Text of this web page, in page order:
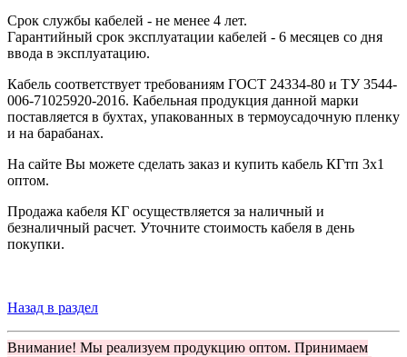
Срок службы кабелей - не менее 4 лет.
Гарантийный срок эксплуатации кабелей - 6 месяцев со дня
ввода в эксплуатацию.
Кабель соответствует требованиям ГОСТ 24334-80 и ТУ 3544-
006-71025920-2016. Кабельная продукция данной марки
поставляется в бухтах, упакованных в термоусадочную пленку
и на барабанах.
На сайте Вы можете сделать заказ и купить кабель КГтп 3х1
оптом.
Продажа кабеля КГ осуществляется за наличный и
безналичный расчет. Уточните стоимость кабеля в день
покупки.
Назад в раздел
Внимание! Мы реализуем продукцию оптом. Принимаем